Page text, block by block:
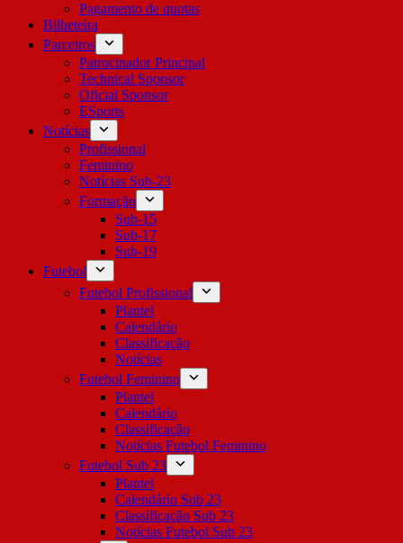
Pagamento de quotas
Bilheteira
Parceiros
Patrocinador Principal
Technical Sponsor
Oficial Sponsor
ESports
Notícias
Profissional
Feminino
Notícias Sub-23
Formação
Sub-15
Sub-17
Sub-19
Futebol
Futebol Profissional
Plantel
Calendário
Classificação
Notícias
Futebol Feminino
Plantel
Calendário
Classificação
Notícias Futebol Feminino
Futebol Sub 23
Plantel
Calendário Sub 23
Classificação Sub 23
Notícias Futebol Sub 23